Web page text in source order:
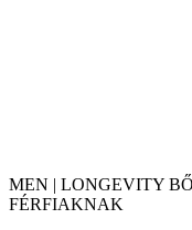
MEN | LONGEVITY
FÉRFIAKNAK